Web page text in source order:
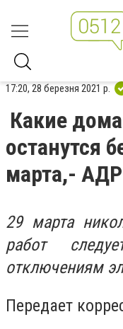
17:20, 28 березня 2021 р.
Какие
останутся
марта,-
29 марта
работ
отключениям
Передает